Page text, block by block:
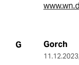
G Gorch
11.12.2023,